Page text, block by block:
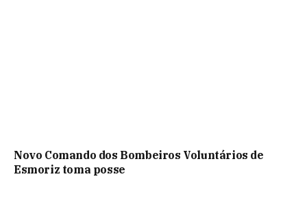
Novo Comando dos Bombeiros Voluntários de
Esmoriz toma posse